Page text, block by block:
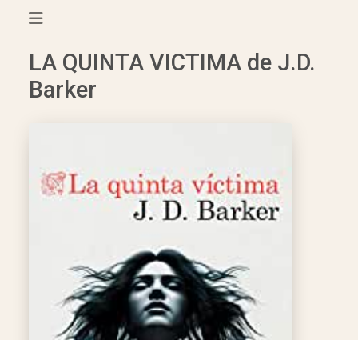
LA QUINTA VICTIMA de J.D.
Barker